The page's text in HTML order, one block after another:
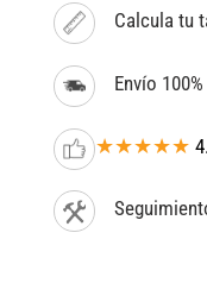
Calcula tu
Envío
★★★★★